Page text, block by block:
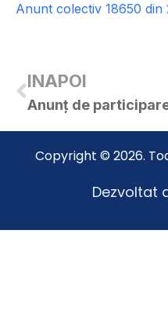
Anunt colectiv 18650 din
INAPOI
Anunț de
Copyright © 2026.
Dezvoltat